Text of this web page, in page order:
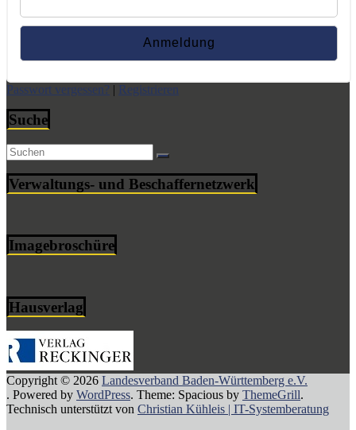
Passwort vergessen? | Registrieren
Suche
Verwaltungs- und Beschaffernetzwerk
Imagebroschüre
Hausverlag
Copyright © 2026 Landesverband Baden-Württemberg e.V.
. Powered by WordPress. Theme: Spacious by ThemeGrill.
Technisch unterstützt von Christian Kühleis | IT-Systemberatung